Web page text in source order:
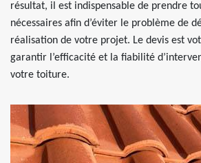
résultat, il est indispensable de prendre
nécessaires afin d’éviter le problème de
réalisation de votre projet. Le devis est
garantir l’efficacité et la fiabilité
votre toiture.